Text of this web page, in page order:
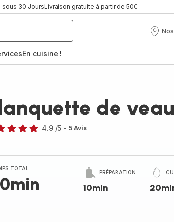
sous 30 JoursLivraison gratuite à partir de 50€
Nos
En cuisine !
de veau
4.9 /5 - 5 Avis
TOTAL
PRÉPARATION
10min